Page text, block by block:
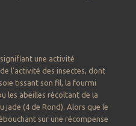
une activité
l’activité des insectes, dont
tissant son fil, la fourmi
les abeilles récoltant de la
jade (4 de Rond). Alors que le
sur une récompense